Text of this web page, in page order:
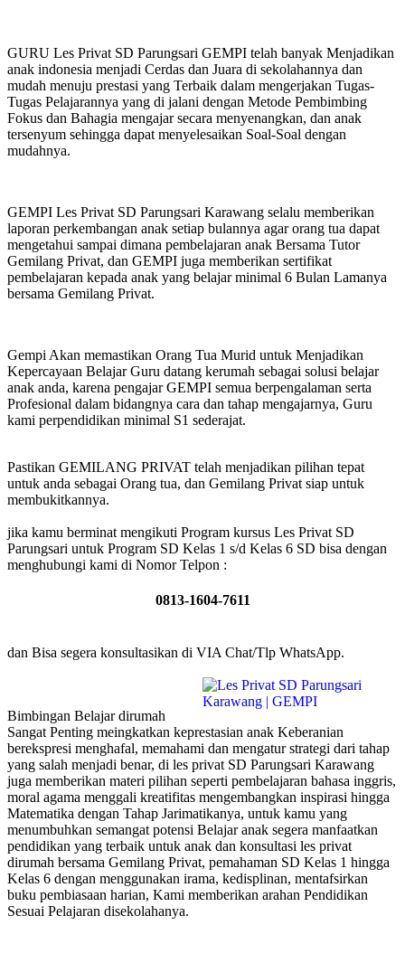
GURU Les Privat SD Parungsari GEMPI telah banyak Menjadikan
anak indonesia menjadi Cerdas dan Juara di sekolahannya dan
mudah menuju prestasi yang Terbaik dalam mengerjakan Tugas-
Tugas Pelajarannya yang di jalani dengan Metode Pembimbing
Fokus dan Bahagia mengajar secara menyenangkan, dan anak
tersenyum sehingga dapat menyelesaikan Soal-Soal dengan
mudahnya.
GEMPI Les Privat SD Parungsari Karawang selalu memberikan
laporan perkembangan anak setiap bulannya agar orang tua dapat
mengetahui sampai dimana pembelajaran anak Bersama Tutor
Gemilang Privat, dan GEMPI juga memberikan sertifikat
pembelajaran kepada anak yang belajar minimal 6 Bulan Lamanya
bersama Gemilang Privat.
Gempi Akan memastikan Orang Tua Murid untuk Menjadikan
Kepercayaan Belajar Guru datang kerumah sebagai solusi belajar
anak anda, karena pengajar GEMPI semua berpengalaman serta
Profesional dalam bidangnya cara dan tahap mengajarnya, Guru
kami perpendidikan minimal S1 sederajat.
Pastikan GEMILANG PRIVAT telah menjadikan pilihan tepat
untuk anda sebagai Orang tua, dan Gemilang Privat siap untuk
membukitkannya.
jika kamu berminat mengikuti Program kursus Les Privat SD
Parungsari untuk Program SD Kelas 1 s/d Kelas 6 SD bisa dengan
menghubungi kami di Nomor Telpon :
0813-1604-7611
dan Bisa segera konsultasikan di VIA Chat/Tlp WhatsApp.
Bimbingan Belajar dirumah
Sangat Penting meingkatkan keprestasian anak Keberanian
berekspresi menghafal, memahami dan mengatur strategi dari tahap
yang salah menjadi benar, di les privat SD Parungsari Karawang
juga memberikan materi pilihan seperti pembelajaran bahasa inggris,
moral agama menggali kreatifitas mengembangkan inspirasi hingga
Matematika dengan Tahap Jarimatikanya, untuk kamu yang
menumbuhkan semangat potensi Belajar anak segera manfaatkan
pendidikan yang terbaik untuk anak dan konsultasi les privat
dirumah bersama Gemilang Privat, pemahaman SD Kelas 1 hingga
Kelas 6 dengan menggunakan irama, kedisplinan, mentafsirkan
buku pembiasaan harian, Kami memberikan arahan Pendidikan
Sesuai Pelajaran disekolahanya.